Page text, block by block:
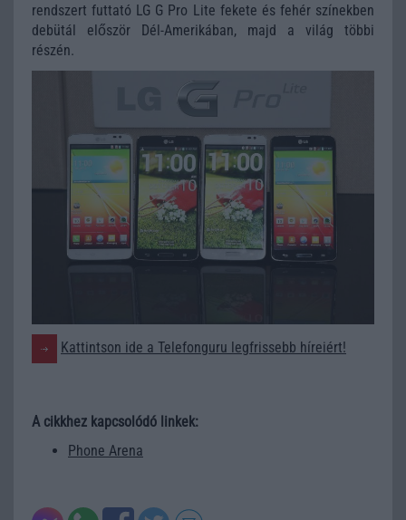
rendszert futtató LG G Pro Lite fekete és fehér színekben
debütál először Dél-Amerikában, majd a világ többi
részén.
Kattintson ide a Telefonguru legfrissebb híreiért!
A cikkhez kapcsolódó linkek:
Phone Arena